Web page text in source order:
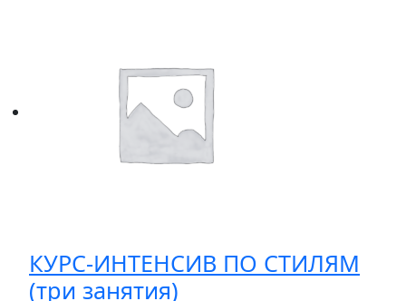
КУРС-ИНТЕНСИВ ПО СТИЛЯМ
(три занятия)